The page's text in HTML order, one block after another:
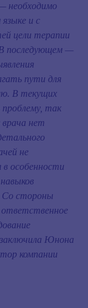
необходимо
и с
цели терапии
последующем —
пути для
В текущих
так
врача нет
не
в особенности
Со стороны
ответственное
заключила Юнона
компании